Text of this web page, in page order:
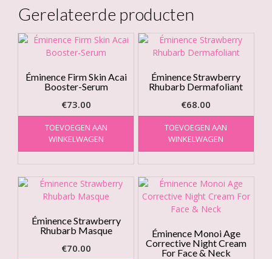
Gerelateerde producten
Éminence Firm Skin Acai
Booster-Serum
€73.00
TOEVOEGEN AAN
WINKELWAGEN
Éminence Strawberry
Rhubarb Dermafoliant
€68.00
TOEVOEGEN AAN
WINKELWAGEN
Éminence Strawberry
Rhubarb Masque
€70.00
Éminence Monoi Age
Corrective Night Cream
For Face & Neck